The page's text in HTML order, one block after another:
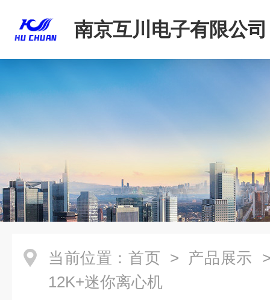
南京互川电子有限公司
当前位置： 首页 > 产品展示
12K+迷你离心机